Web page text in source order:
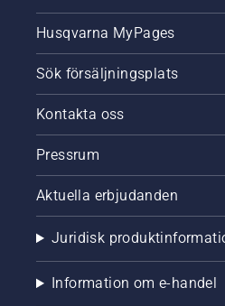
Husqvarna MyPages
Sök försäljningsplats
Kontakta oss
Pressrum
Aktuella erbjudanden
Juridisk
Information om e-handel